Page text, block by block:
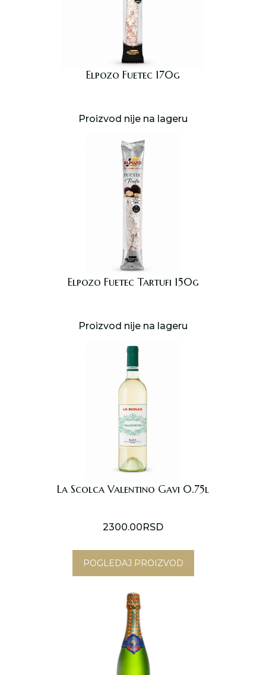
Elpozo Fuetec 170g
Proizvod nije na lageru
Elpozo Fuetec Tartufi 150g
Proizvod nije na lageru
La Scolca Valentino Gavi 0.75l
2300.00RSD
POGLEDAJ PROIZVOD